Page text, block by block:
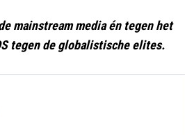
mainstream media én tegen het
tegen de globalistische elites.